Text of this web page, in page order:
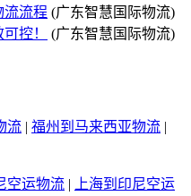
流流程 (广东智慧国际物流)
控！
(广东智慧国际物流)
流 | 福州到马来西亚物流 |
空运物流 |
上海到印尼空运